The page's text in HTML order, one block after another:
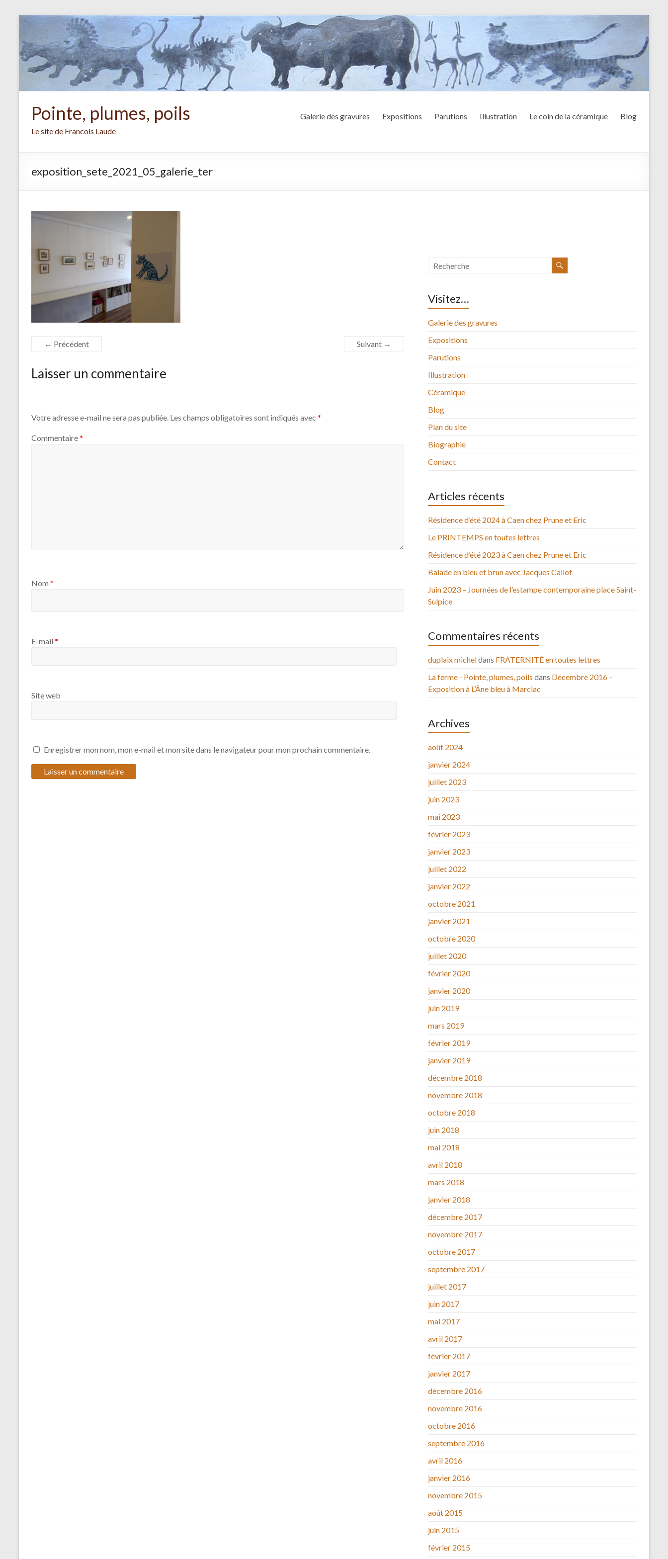
Aller
contenu
Pointe, plumes, poils
Le site de Francois Laude
Galerie des gravures Expositions Parutions Illustration Le coin de la céramique Blog
exposition_sete_2021_05_galerie_ter
← Précédent Suivant →
Laisser un commentaire
Votre adresse e-mail ne sera pas publiée. Les champs obligatoires sont indiqués avec *
Commentaire*
Nom *
E-mail *
Site web
Enregistrer mon nom, mon e-mail et mon site dans le navigateur pour mon prochain commentaire.
Visitez…
Galerie des gravures
Expositions
Parutions
Illustration
Céramique
Blog
Plan du site
Biographie
Contact
Articles récents
Résidence d’été 2024 à Caen chez Prune et Eric
Le PRINTEMPS en toutes lettres
Résidence d’été 2023 à Caen chez Prune et Eric
Balade en bleu et brun avec Jacques Callot
Juin 2023 – Journées de l’estampe contemporaine place Saint-
Sulpice
Commentaires récents
duplaix micheldans FRATERNITÉ en toutes lettres
La ferme - Pointe, plumes, poils dans Décembre 2016 –
Exposition à L’Âne bleu à Marciac
Archives
août 2024
janvier 2024
juillet 2023
juin 2023
mai 2023
février 2023
janvier 2023
juillet 2022
janvier 2022
octobre 2021
janvier 2021
octobre 2020
juillet 2020
février 2020
janvier 2020
juin 2019
mars 2019
février 2019
janvier 2019
décembre 2018
novembre 2018
octobre 2018
juin 2018
mai 2018
avril 2018
mars 2018
janvier 2018
décembre 2017
novembre 2017
octobre 2017
septembre 2017
juillet 2017
juin 2017
mai 2017
avril 2017
février 2017
janvier 2017
décembre 2016
novembre 2016
octobre 2016
septembre 2016
avril 2016
janvier 2016
novembre 2015
août 2015
juin 2015
février 2015